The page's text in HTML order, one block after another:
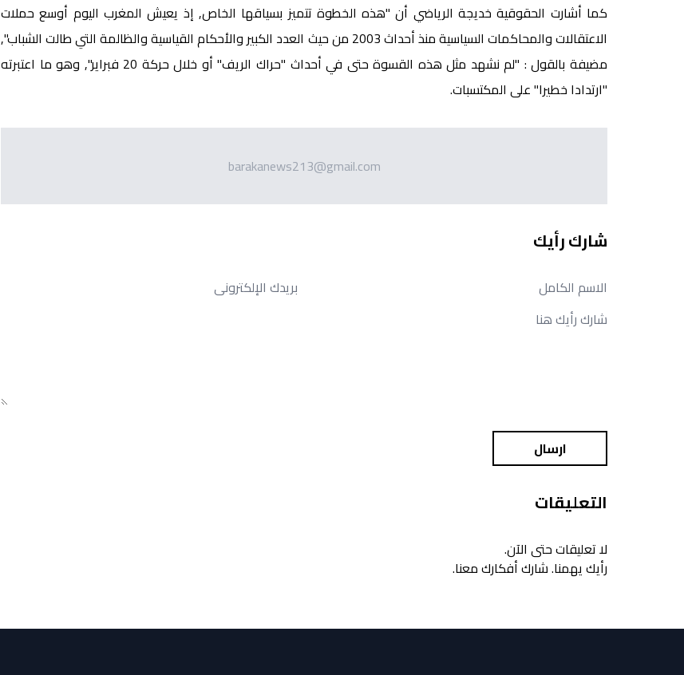
كما أشارت الحقوقية خديجة الرياضي أن "هذه الخطوة تتميز بسياقها الخاص, إذ يعيش المغرب اليوم أوسع حملات
الاعتقالات والمحاكمات السياسية منذ أحداث 2003 من حيث العدد الكبير والأحكام القياسية والظالمة التي طالت الشباب",
مضيفة بالقول : "لم نشهد مثل هذه القسوة حتى في أحداث "حراك الريف" أو خلال حركة 20 فبراير", وهو ما اعتبرته
"ارتدادا خطيرا" على المكتسبات.
barakanews213@gmail.com
شارك رأيك
ارسال
التعليقات
لا تعليقات حتى الآن.
رأيك يهمنا. شارك أفكارك معنا.